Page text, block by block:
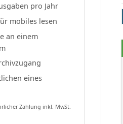
pro Jahr
mobiles lesen
an einem
eines
Zahlung inkl. MwSt.